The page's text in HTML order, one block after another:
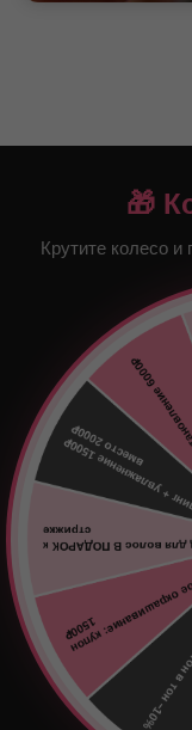
🎁
Крутите колесо